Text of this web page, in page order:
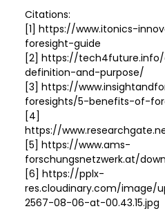
Citations:
[1] https://www.itonics-
foresight-guide
[2] https://
definition-and-purpose/
[3] https://
foresights/5-benefits-of-
[4]
https://
[5] https://www.ams-
forschungsnetzwerk.at/
[6] https://pplx-
res.cloudinary.com/image/
2567-08-06-at-00.43.15.jpg